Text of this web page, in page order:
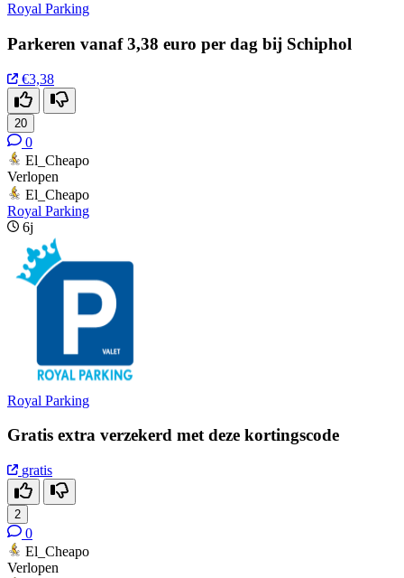
Royal Parking
Parkeren vanaf 3,38 euro per dag bij Schiphol
€3,38
20
0
El_Cheapo
Verlopen
El_Cheapo
Royal Parking
6j
Royal Parking
Gratis extra verzekerd met deze kortingscode
gratis
2
0
El_Cheapo
Verlopen